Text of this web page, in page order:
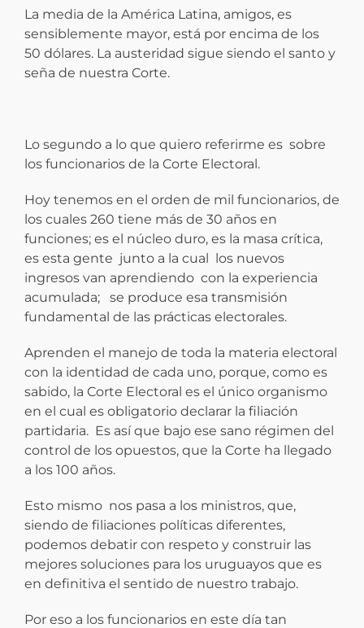
La media de la América Latina, amigos, es
sensiblemente mayor, está por encima de los
50 dólares. La austeridad sigue siendo el santo y
seña de nuestra Corte.
Lo segundo a lo que quiero referirme es sobre
los funcionarios de la Corte Electoral.
Hoy tenemos en el orden de mil funcionarios, de
los cuales 260 tiene más de 30 años en
funciones; es el núcleo duro, es la masa crítica,
es esta gente junto a la cual los nuevos
ingresos van aprendiendo con la experiencia
acumulada; se produce esa transmisión
fundamental de las prácticas electorales.
Aprenden el manejo de toda la materia electoral
con la identidad de cada uno, porque, como es
sabido, la Corte Electoral es el único organismo
en el cual es obligatorio declarar la filiación
partidaria. Es así que bajo ese sano régimen del
control de los opuestos, que la Corte ha llegado
a los 100 años.
Esto mismo nos pasa a los ministros, que,
siendo de filiaciones políticas diferentes,
podemos debatir con respeto y construir las
mejores soluciones para los uruguayos que es
en definitiva el sentido de nuestro trabajo.
Por eso a los funcionarios en este día tan